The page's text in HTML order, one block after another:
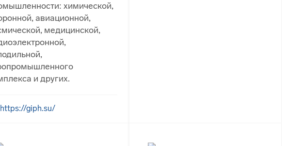
химической,
авиационной,
медицинской,
и других.
https://giph.su/